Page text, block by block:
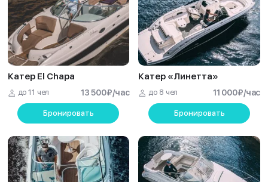
Катер El Chapa
до 11 чел 13 500₽/час
Бронировать
Катер «Линетта»
до 8 чел 11 000₽/час
Бронировать